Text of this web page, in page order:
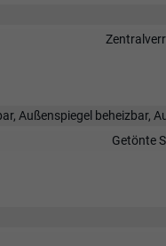
Außenspiegel beheizbar,
Getönte